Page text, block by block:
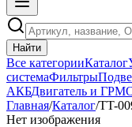
Найти
Все категорииКаталог
системаФильтры
АКБДвигатель и ГРМ
Главная/Каталог/TT-
Нет изображения